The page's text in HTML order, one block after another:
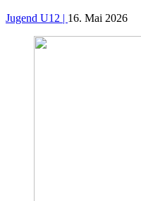
Jugend U12 | 16. Mai 2026